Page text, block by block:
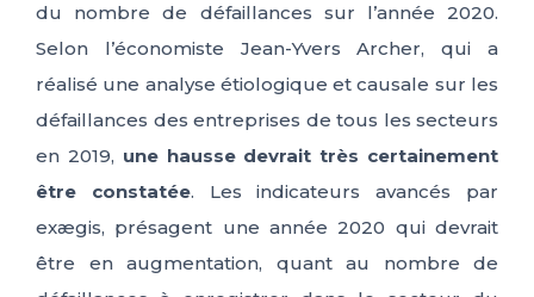
du nombre de défaillances sur l’année 2020.
Selon l’économiste Jean-Yvers Archer, qui a
réalisé une analyse étiologique et causale sur les
défaillances des entreprises de tous les secteurs
en 2019, une hausse devrait très certainement
être constatée. Les indicateurs avancés par
exægis, présagent une année 2020 qui devrait
être en augmentation, quant au nombre de